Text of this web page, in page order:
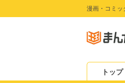
漫画・コミッ
トップ